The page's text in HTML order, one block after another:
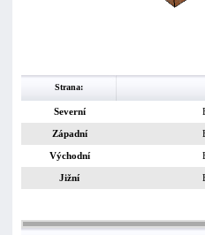
Strana:
Severní
Západní
Východní
Jižní